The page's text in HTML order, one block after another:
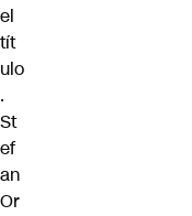
el
tít
ulo
.
St
ef
an
Or